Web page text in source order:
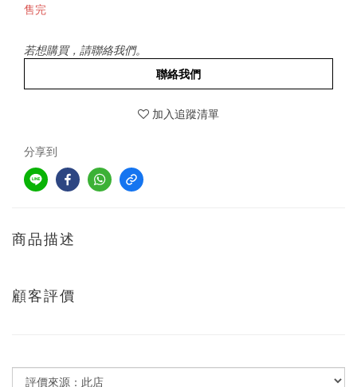
售完
若想購買，請聯絡我們。
聯絡我們
加入追蹤清單
分享到
商品描述
顧客評價